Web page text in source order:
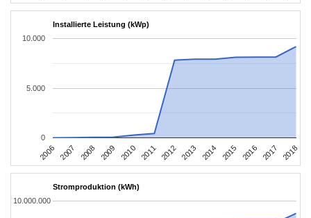
Installierte Leistung (kWp)
2006 2007 2008 2009 2010 2011 2012 2013 2014 2015 2016 2017 2018
0
5.000
10.000
Stromproduktion (kWh)
10.000.000